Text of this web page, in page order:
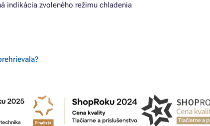
indikácia zvoleného režimu chladenia